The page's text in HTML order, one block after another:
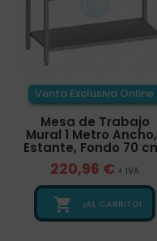
Venta Exclusiva Online
Mesa de Trabajo
Mural 1 Metro Ancho,
Estante, Fondo 70
220,96 € + IVA
 ¡AL CARRITO!